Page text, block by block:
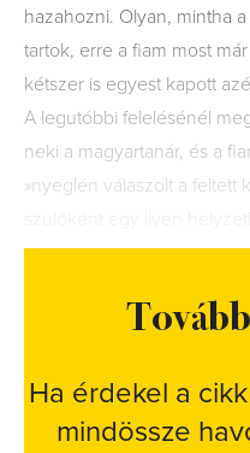
hazahozni. Olyan, mintha
tartok, erre a fiam most
kétszer is egyest kapott
A legutóbbi felelésénél
neki a magyartanár, és a
»nyeglén válaszolt a feltett
Ha érdekel a
mindössze